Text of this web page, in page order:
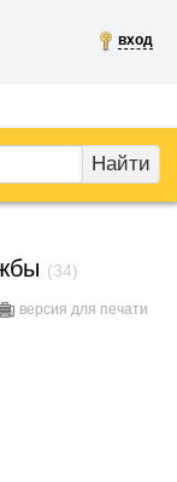
вход
Найти
(34)
версия для печати